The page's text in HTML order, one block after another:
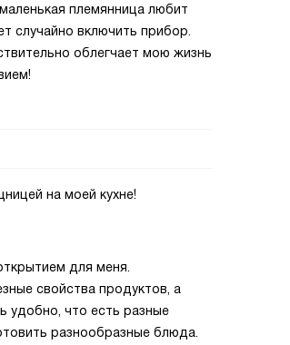
племянница любит
случайно включить прибор.
облегчает мою жизнь
на моей кухне!
для меня.
свойства продуктов, а
удобно, что есть разные
разнообразные блюда.